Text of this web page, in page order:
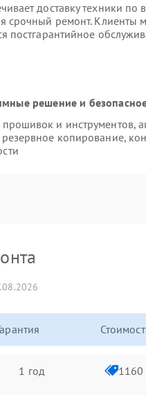
доставку техники по
срочный ремонт. Клиенты
постгарантийное
решение и
и инструментов,
копирование,
1 год 1160